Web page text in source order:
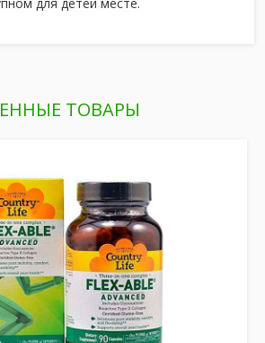
ТОВАРЫ